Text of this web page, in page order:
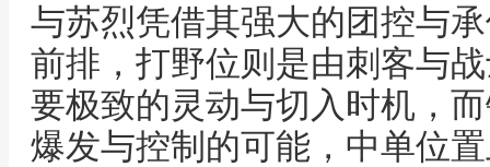
与苏烈凭借其强大的团控与
前排，打野位则是由刺客与
要极致的灵动与切入时机，
爆发与控制的可能，中单位